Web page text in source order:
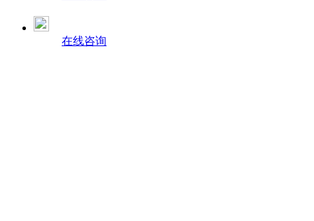
在线咨询